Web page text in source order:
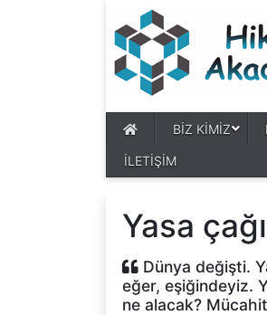
BİZ KİMİZ
İLETİŞİM
Yasa
Dünya değişti.
eğer, eşiğindeyiz.
ne alacak?